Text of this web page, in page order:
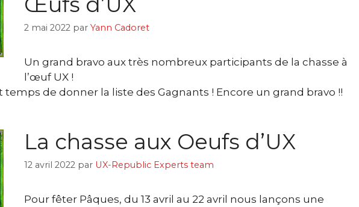
2 mai 2022 par Yann Cadoret
Un grand bravo aux très nombreux participants de la chasse à
l’œuf UX !
de donner la liste des Gagnants ! Encore un grand bravo !!
La chasse aux Oeufs d’UX
12 avril 2022 par UX-Republic Experts team
Pour fêter Pâques, du 13 avril au 22 avril nous lançons une